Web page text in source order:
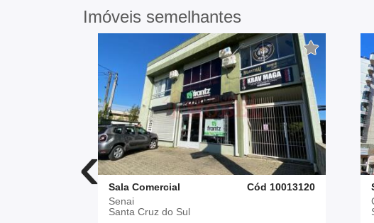
Imóveis semelhantes
‹ Sala Comercial
Cód 10013120
Senai
Santa Cruz do Sul